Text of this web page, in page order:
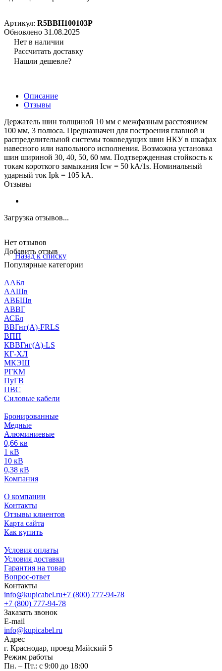
Артикул: R5BBH100103P
Обновлено 31.08.2025
Нет в наличии
Рассчитать доставку
Нашли дешевле?
Описание
Отзывы
Держатель шин толщиной 10 мм с межфазным расстоянием
100 мм, 3 полюса. Предназначен для построения главной и
распределительной системы токоведущих шин НКУ в шкафах
навесного или напольного исполнения. Возможна установка
шин шириной 30, 40, 50, 60 мм. Подтвержденная стойкость к
токам короткого замыкания Icw = 50 kA/1s. Номинальный
ударный ток Ipk = 105 kA.
Отзывы
Загрузка отзывов...
Нет отзывов
Добавить отзыв
Назад к списку
Популярные категории
ААБл
ААШв
АВБШв
АВВГ
АСБл
ВВГнг(А)-FRLS
ВПП
КВВГнг(А)-LS
КГ-ХЛ
МКЭШ
РГКМ
ПуГВ
ПВС
Силовые кабели
Бронированные
Медные
Алюминиевые
0,66 кв
1 кВ
10 кВ
0,38 кВ
Компания
О компании
Контакты
Отзывы клиентов
Карта сайта
Как купить
Условия оплаты
Условия доставки
Гарантия на товар
Вопрос-ответ
Контакты
info@kupicabel.ru+7 (800) 777-94-78
+7 (800) 777-94-78
Заказать звонок
E-mail
info@kupicabel.ru
Адрес
г. Краснодар, проезд Майский 5
Режим работы
Пн. – Пт.: с 9:00 до 18:00